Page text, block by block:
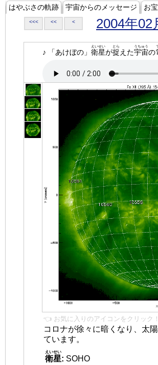
はやぶさの軌跡 宇宙からのメッセージ お
<<< << < 2004年02
♪ 「あけぼの」 衛星
えいせい
が捉
とら
えた宇宙
うちゅう
の
👈 お気に入りのアイコンをクリック！
コロナが徐々に暗くなり、太
ています。
衛星
えいせい
: SOHO